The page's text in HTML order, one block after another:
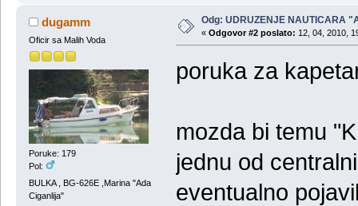
dugamm
Oficir sa Malih Voda
Poruke: 179
Pol:
BULKA , BG-626E ,Marina "Ada
Ciganlija"
Odg: UDRUZENJE NAUTICARA
« Odgovor #2 poslato: 12, 04, 2010,
poruka za
mozda bi temu
jednu od
eventualno